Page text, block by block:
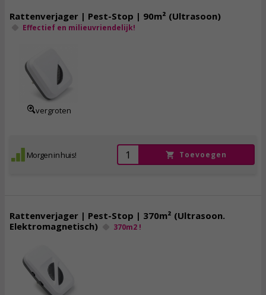
Rattenverjager | Pest-Stop | 90m² (Ultrasoon)
Effectief en milieuvriendelijk!
vergroten
Morgen in huis! Toevoegen
Rattenverjager | Pest-Stop | 370m² (Ultrasoon.
Elektromagnetisch)
370m2 !